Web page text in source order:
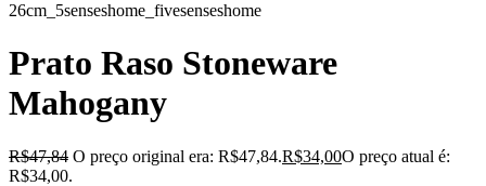
Prato Raso Stoneware
Mahogany
R$47,84 O preço original era: R$47,84.R$34,00O preço atual é:
R$34,00.